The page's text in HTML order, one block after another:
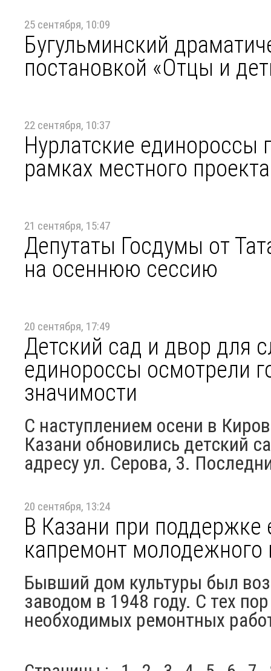
25 сентября, 10:09
Бугульминский
постановкой «Отцы и
22 сентября, 10:37
Нурлатские единороссы
рамках местного
21 сентября, 15:47
Депутаты Госдумы от
на осеннюю сессию
20 сентября, 17:49
Детский сад и двор для
единороссы осмотрели
значимости
С наступлением осени в
Казани обновились детский
адресу ул. Серова, 3.
20 сентября, 13:24
В Казани при
капремонт молодежного
Бывший дом культуры был
заводом в 1948 году. С тех
необходимых ремонтных